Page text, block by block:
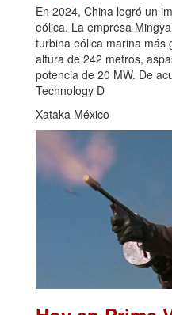
En 2024, China logró un
eólica. La empresa
turbina eólica marina más
altura de 242 metros,
potencia de 20 MW. De
Technology D
Xataka México